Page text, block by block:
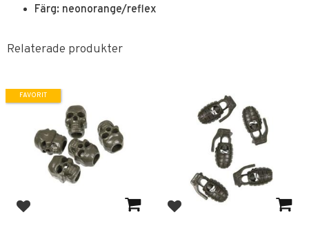
Färg: neonorange/reflex
Relaterade produkter
Lägg till i favoriter
FAVORIT
Lägg till i favoriter